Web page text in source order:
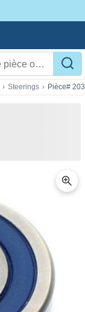
› Steerings › Pièce#